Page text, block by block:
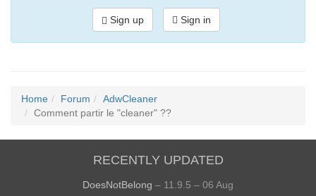
Sign up Sign in
Home Forum
AdwCleaner
Comment partir le "cleaner" ??
RECENTLY UPDATED
DoesNotBelong – 11.9.5 – 06 Aug